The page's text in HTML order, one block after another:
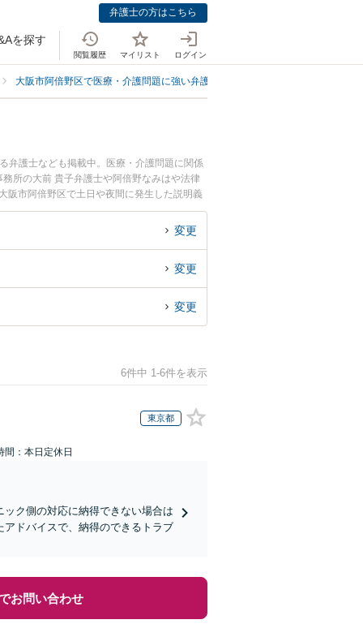
弁護士の方はこちら
を探す
閲覧履歴 マイリスト ログイン
大阪市阿倍野区で医療・介護問題に強い弁護士
弁護士なども掲載中。医療・介護問題に関係
所の大前 貴子弁護士や阿倍野なみはや法律
阪市阿倍野区で土日や夜間に発生した説明義
弁護士を検索したい』『初回相談無料で説明
変更
変更
変更
6件中 1-6件を表示
東京都
間：本日定休日
ック側の対応に納得できない場合は
ドバイスで、納得のできるトラブ
お問い合わせ